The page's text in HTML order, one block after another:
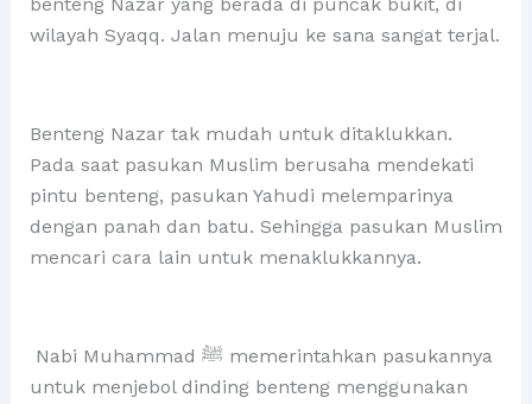
wilayah Syaqq. Jalan menuju ke sana sangat terjal.
Benteng Nazar tak mudah untuk ditaklukkan.
Pada saat pasukan Muslim berusaha mendekati
pintu benteng, pasukan Yahudi melemparinya
dengan panah dan batu. Sehingga pasukan Muslim
mencari cara lain untuk menaklukkannya.
Nabi Muhammad ﷺ memerintahkan pasukannya
untuk menjebol dinding benteng menggunakan